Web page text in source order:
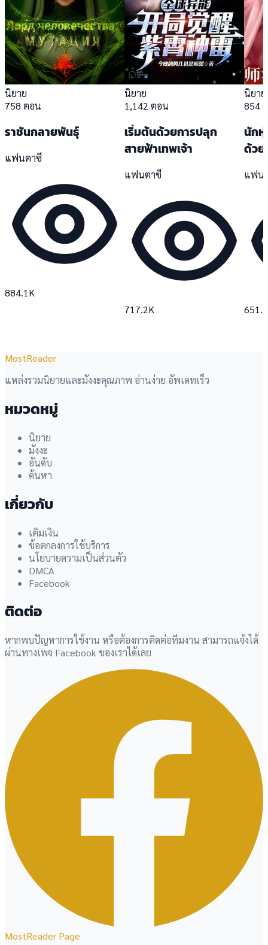
นิยาย
758 ตอน
ราชันกลายพันธุ์
แฟนตาซี
884.1K
นิยาย
1,142 ตอน
เริ่มต้นด้วยการปลุก
สายฟ้าเทพเจ้า
แฟนตาซี
717.2K
นิยาย
854
นักหุ่
ด้วย
แฟน
MostReader
แหล่งรวมนิยายและมังงะคุณภาพ อ่านง่าย อัพเดทเร็ว
หมวดหมู่
นิยาย
มังงะ
อันดับ
ค้นหา
เกี่ยวกับ
เติมเงิน
ข้อตกลงการใช้บริการ
นโยบายความเป็นส่วนตัว
DMCA
Facebook
ติดต่อ
หากพบปัญหาการใช้งาน หรือต้องการติดต่อทีมงาน สามารถแจ้งได้
ผ่านทางเพจ Facebook ของเราได้เลย
MostReader Page